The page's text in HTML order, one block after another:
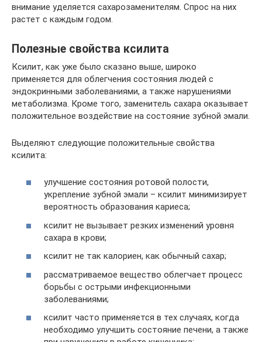
внимание уделяется сахарозаменителям. Спрос на них
растет с каждым годом.
Полезные свойства ксилита
Ксилит, как уже было сказано выше, широко
применяется для облегчения состояния людей с
эндокринными заболеваниями, а также нарушениями
метаболизма. Кроме того, заменитель сахара оказывает
положительное воздействие на состояние зубной эмали.
Выделяют следующие положительные свойства
ксилита:
улучшение состояния ротовой полости,
укрепление зубной эмали – ксилит минимизирует
вероятность образования кариеса;
ксилит не вызывает резких изменений уровня
сахара в крови;
ксилит не так калориен, как обычный сахар;
рассматриваемое вещество облегчает процесс
борьбы с острыми инфекционными
заболеваниями;
ксилит часто применяется в тех случаях, когда
необходимо улучшить состояние печени, а также